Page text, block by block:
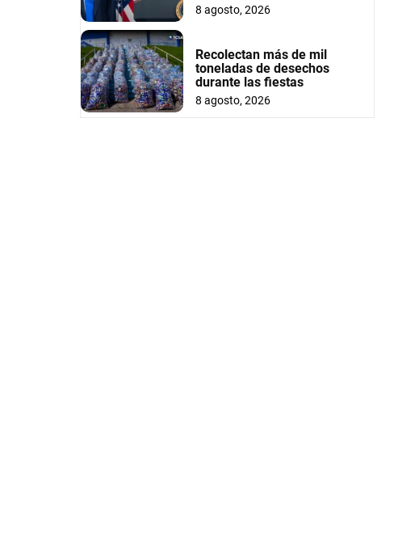
8 agosto, 2026
Recolectan más de mil
toneladas de desechos
durante las fiestas
8 agosto, 2026